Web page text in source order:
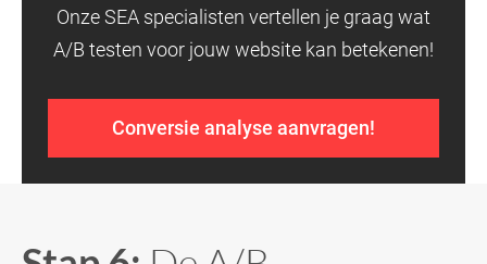
Onze SEA specialisten vertellen je graag wat
A/B testen voor jouw website kan betekenen!
Conversie analyse aanvragen!